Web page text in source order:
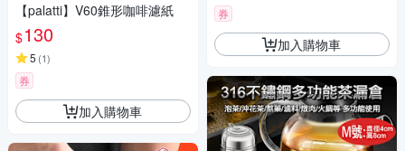
【palatti】V60錐形咖啡濾紙
$130
5 (1)
券
加入購物車
券
加入購物車